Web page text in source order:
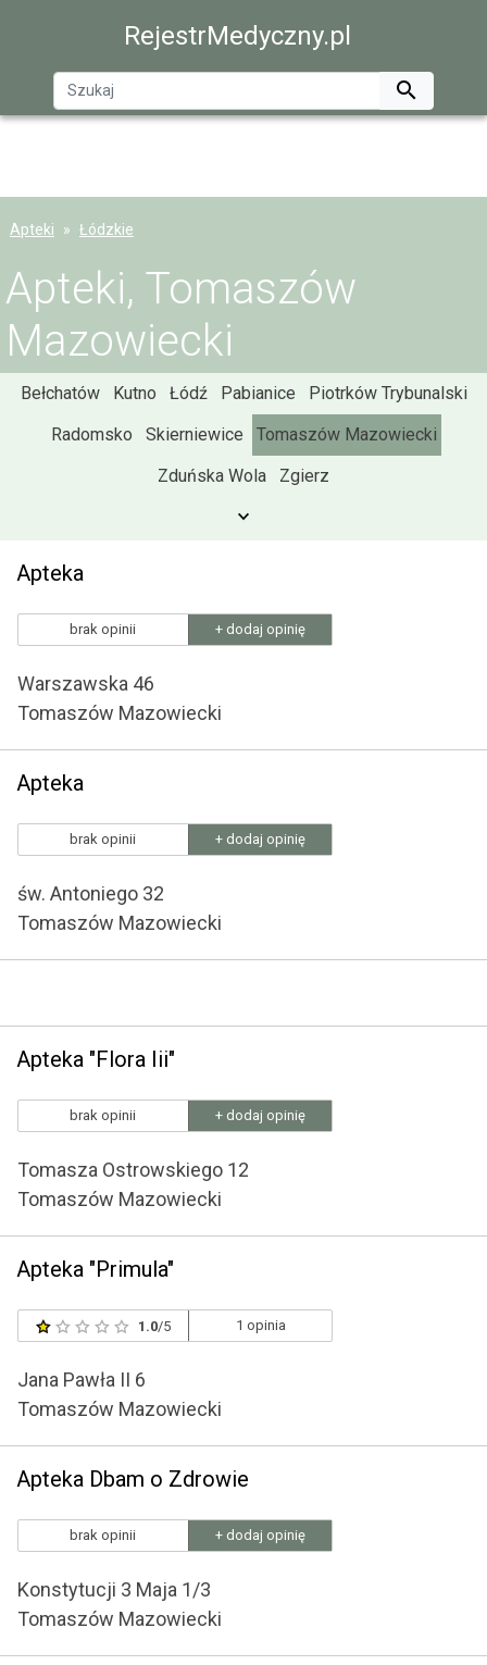
RejestrMedyczny.pl

Apteki Łódzkie
Apteki, Tomaszów
Mazowiecki
Bełchatów Kutno Łódź Pabianice
Piotrków Trybunalski
Radomsko
Skierniewice
Tomaszów Mazowiecki
Zduńska Wola
Zgierz
Apteka
brak opinii + dodaj opinię
Warszawska 46
Tomaszów Mazowiecki
Apteka
brak opinii + dodaj opinię
św. Antoniego 32
Tomaszów Mazowiecki
Apteka "Flora Iii"
brak opinii + dodaj opinię
Tomasza Ostrowskiego 12
Tomaszów Mazowiecki
Apteka "Primula"
1.0/5 1 opinia
Jana Pawła II 6
Tomaszów Mazowiecki
Apteka Dbam o Zdrowie
brak opinii + dodaj opinię
Konstytucji 3 Maja 1/3
Tomaszów Mazowiecki